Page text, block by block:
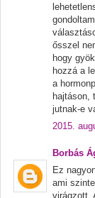
ősszel
hogy
hozzá a
a
hajtáson,
jutnak-e
2015.
Borbás
Ez
ami
virágzott.